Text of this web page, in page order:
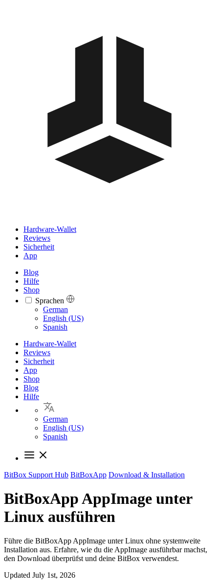
Hardware-Wallet
Reviews
Sicherheit
App
Blog
Hilfe
Shop
Sprachen
Languages
German
English (US)
Spanish
Hardware-Wallet
Reviews
Sicherheit
App
Shop
Blog
Hilfe
German
English (US)
Spanish
BitBox Support Hub BitBoxApp Download & Installation
BitBoxApp AppImage unter
Linux ausführen
Führe die BitBoxApp AppImage unter Linux ohne systemweite
Installation aus. Erfahre, wie du die AppImage ausführbar machst,
den Download überprüfst und deine BitBox verwendest.
Updated July 1st, 2026